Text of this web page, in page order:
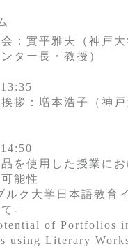
：實平雅夫（神戸
ター長・教授）
拶：増本浩子（神
を使用した授業に
能性
ルク大学日本語教育
‐
of Portfolios
using Literary